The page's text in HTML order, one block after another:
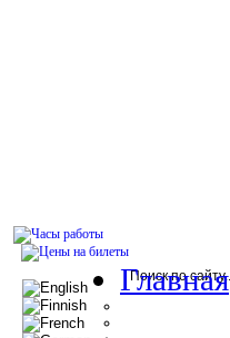
Главная